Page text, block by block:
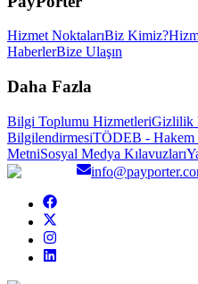
Hizmet NoktalarıBiz Kimiz?
HaberlerBize Ulaşın
Daha Fazla
Bilgi Toplumu HizmetleriGizlilik
BilgilendirmesiTÖDEB - Hakem
MetniSosyal Medya Kılavuzları